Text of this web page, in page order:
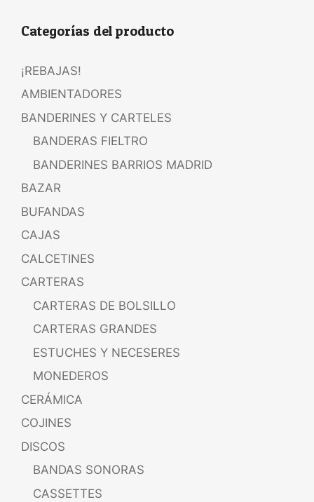
Categorías del producto
¡REBAJAS!
AMBIENTADORES
BANDERINES Y CARTELES
BANDERAS FIELTRO
BANDERINES BARRIOS MADRID
BAZAR
BUFANDAS
CAJAS
CALCETINES
CARTERAS
CARTERAS DE BOLSILLO
CARTERAS GRANDES
ESTUCHES Y NECESERES
MONEDEROS
CERÁMICA
COJINES
DISCOS
BANDAS SONORAS
CASSETTES